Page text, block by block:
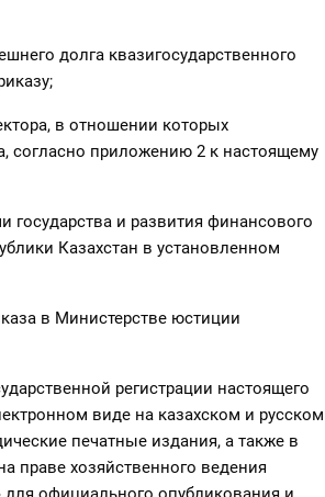
долга квазигосударственного
в отношении которых
согласно приложению 2 к настоящему
государства и развития финансового
Казахстан в установленном
в Министерстве юстиции
регистрации настоящего
виде на казахском и русском
печатные издания, а также в
праве хозяйственного ведения